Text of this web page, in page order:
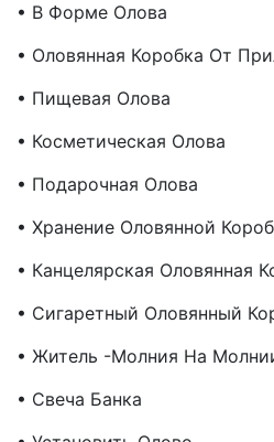
• В Форме Олова
• Оловянная Коробка От
• Пищевая Олова
• Косметическая Олова
• Подарочная Олова
• Хранение Оловянной
• Канцелярская Оловянная
• Сигаретный Оловянный
• Житель -молния На
• Свеча Банка